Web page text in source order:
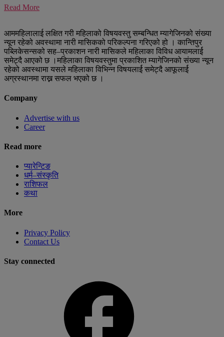
Read More
आममहिलालाई लक्षित गरी महिलाको विषयवस्तु सम्बन्धित म्यागेजिनको संख्या
न्यून रहेको अवस्थामा नारी मासिकको परिकल्पना गरिएको हो । कान्तिपुर
पब्लिकेसन्सको सह–प्रकाशन नारी मासिकले महिलाका विविध आयामलार्ई
समेट्दै आएको छ ।महिलाका विषयवस्तुमा प्रकाशित म्यागेजिनको संख्या न्यून
रहेको अवस्थामा यसले महिलाका विभिन्न विषयलार्ई समेट्दै आफूलार्ई
अग्रस्थानमा राख्न सफल भएको छ ।
Company
Advertise with us
Career
Read more
प्यारेन्टिङ
धर्म–संस्कृति
राशिफल
कथा
More
Privacy Policy
Contact Us
Stay connected